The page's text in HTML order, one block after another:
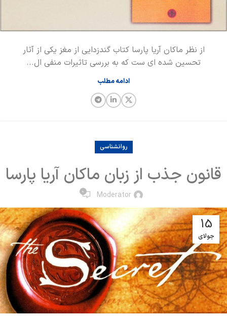
از نظر ماکان آریا پارسا کتاب گندزدایی از مغز یکی از آثار
تحسین شده ای ست که به بررسی تاثیرات منفی ال...
ادامه مطلب
روانشناسی
قانون جذب از زبان ماکان آریا پارسا
Moderator
0
15
جولای